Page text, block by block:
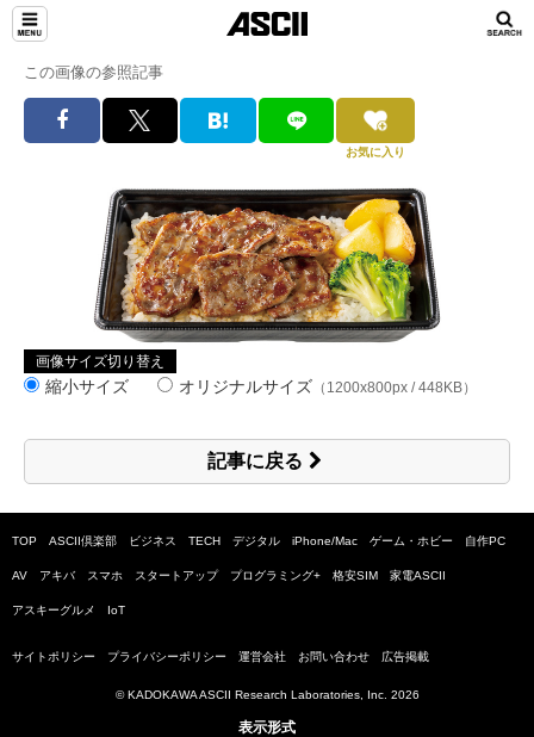
この画像の参照記事
お気に入り
画像サイズ切り替え
縮小サイズ オリジナルサイズ （1200x800px / 448KB）
記事に戻る
TOP ASCII倶楽部 ビジネス TECH デジタル iPhone/Mac ゲーム・ホビー 自作PC
AV アキバ スマホ スタートアップ プログラミング+ 格安SIM 家電ASCII
アスキーグルメ IoT
サイトポリシー プライバシーポリシー 運営会社 お問い合わせ 広告掲載
© KADOKAWA ASCII Research Laboratories, Inc. 2026
表示形式